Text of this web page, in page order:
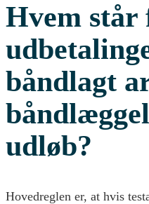
Hvem står
båndlagt
udløb?
Hovedreglen er, at hvis